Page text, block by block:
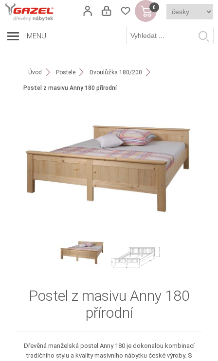
0
MENU
Úvod Postele Dvoulůžka 180/200
Postel z masivu Anny 180 přírodní
Postel z masivu Anny 180
přírodní
Dřevěná manželská postel Anny 180 je dokonalou kombinací
tradičního stylu a kvality masivního nábytku české výroby. S